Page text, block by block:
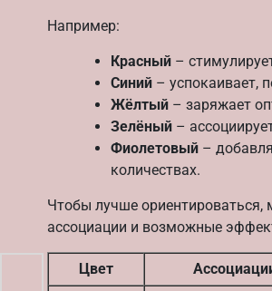
Например:
Красный –
Синий – успокаивает,
Жёлтый – заряжает
Зелёный –
Фиолетовый –
количествах.
Чтобы лучше ориентироваться,
ассоциации и возможные
Цвет